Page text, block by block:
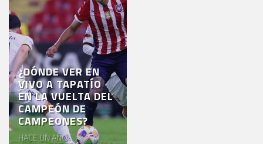
¿DÓNDE VER EN
VIVO A TAPATÍO
EN LA VUELTA DEL
CAMPEÓN DE
CAMPEONES?
HACE UN AÑO